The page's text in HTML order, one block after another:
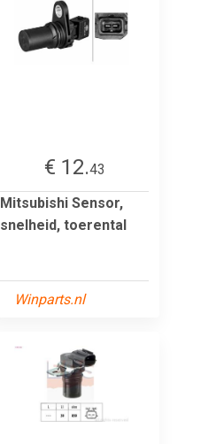
€ 12.43
Mitsubishi Sensor,
snelheid, toerental
Winparts.nl